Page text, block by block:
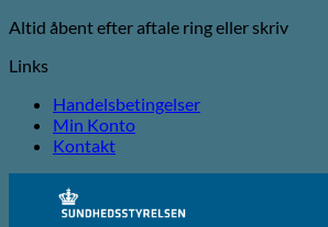
Altid åbent efter aftale ring eller skriv
Links
Handelsbetingelser
Min Konto
Kontakt